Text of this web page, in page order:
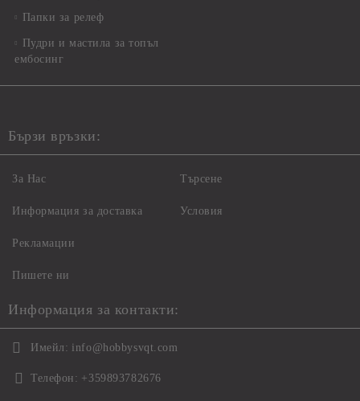
Папки за релеф
Пудри и мастила за топъл
ембосинг
Бързи връзки:
За Нас
Информация за доставка
Рекламации
Пишете ни
Търсене
Условия
Информация за контакти:
Имейл: info@hobbysvqt.com
Телефон: +359893782676